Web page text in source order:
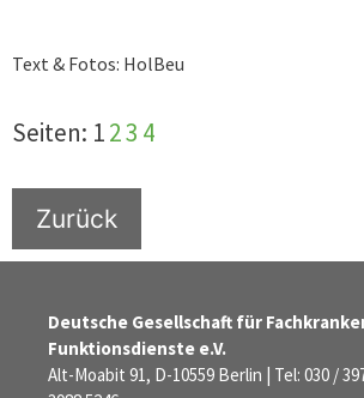
Text & Fotos: HolBeu
Seiten: 123 4
Zurück
Deutsche Gesellschaft für
Funktionsdienste e.V.
Alt-Moabit 91, D-10559 Berlin | Tel: 030 /